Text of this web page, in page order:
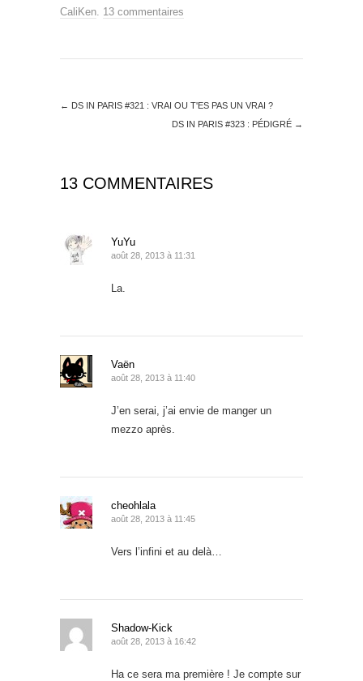
CaliKen 13 commentaires
← DS IN PARIS #321 : VRAI OU T'ES PAS UN VRAI ?
DS IN PARIS #323 : PÉDIGRÉ →
13 COMMENTAIRES
YuYu
août 28, 2013 à 11:31
La.
Vaën
août 28, 2013 à 11:40
J’en serai, j’ai envie de manger un
mezzo après.
cheohlala
août 28, 2013 à 11:45
Vers l’infini et au delà…
Shadow-Kick
août 28, 2013 à 16:42
Ha ce sera ma première ! Je compte sur